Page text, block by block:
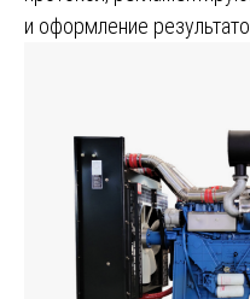
и оформление результато…